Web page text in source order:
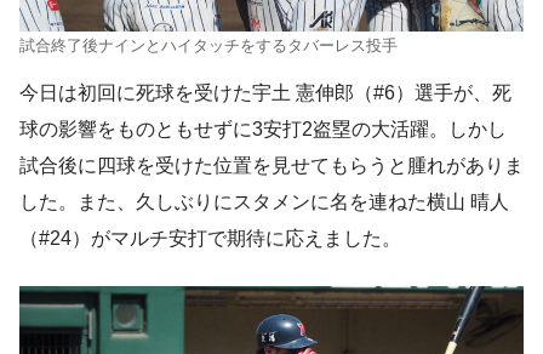
試合終了後ナインとハイタッチをするタバーレス投手
今日は初回に死球を受けた宇土 憲伸郎（#6）選手が、死
球の影響をものともせずに3安打2盗塁の大活躍。しかし
試合後に四球を受けた位置を見せてもらうと腫れがありま
した。また、久しぶりにスタメンに名を連ねた横山 晴人
（#24）がマルチ安打で期待に応えました。